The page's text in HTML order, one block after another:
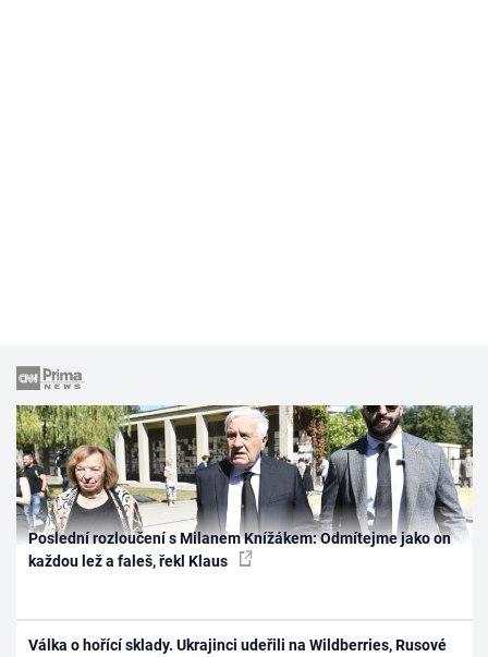
Poslední rozloučení s Milanem Knížákem: Odmítejme jako on
každou lež a faleš, řekl Klaus
Válka o hořící sklady. Ukrajinci udeřili na Wildberries, Rusové